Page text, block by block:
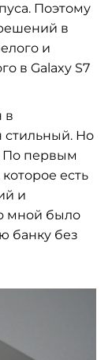
Поэтому
в
и
в Galaxy S7
в
стильный. Но
По первым
есть
и
мной было
банку без